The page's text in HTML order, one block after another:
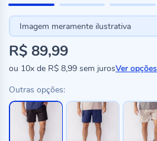
Imagem meramente ilustrativa
R$ 89,99
ou 10x de R$ 8,99 sem jurosVer opções
Outras opções: